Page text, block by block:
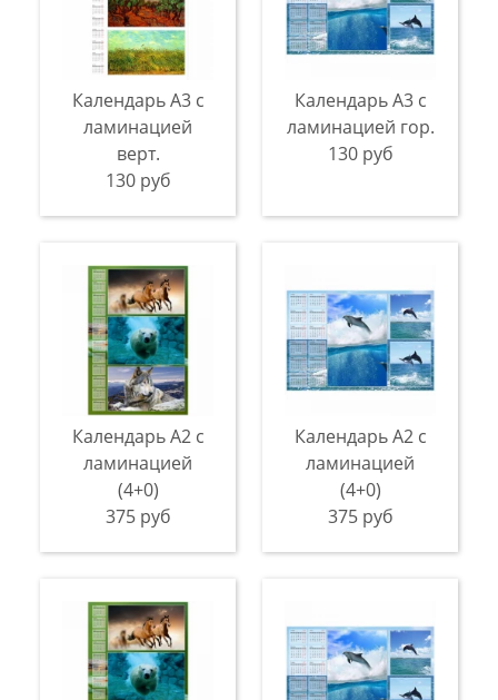
Календарь А3 с
ламинацией
верт.
130 руб
Календарь А3 с
ламинацией гор.
130 руб
Календарь А2 с
ламинацией
(4+0)
375 руб
Календарь А2 с
ламинацией
(4+0)
375 руб